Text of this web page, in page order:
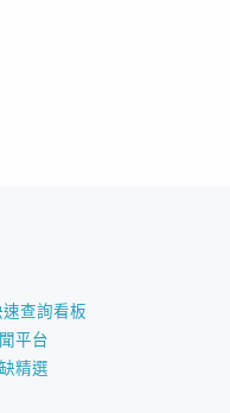
查詢看板
平台
精選